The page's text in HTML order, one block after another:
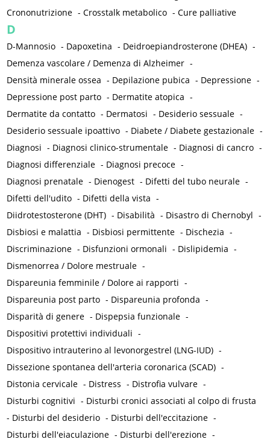
Crononutrizione -Crosstalk metabolico -Cure palliative
D
D-Mannosio - Dapoxetina - Deidroepiandrosterone (DHEA) -
Demenza vascolare / Demenza di Alzheimer -
Densità minerale ossea - Depilazione pubica - Depressione -
Depressione post parto - Dermatite atopica -
Dermatite da contatto - Dermatosi - Desiderio sessuale -
Desiderio sessuale ipoattivo - Diabete / Diabete gestazionale -
Diagnosi - Diagnosi clinico-strumentale - Diagnosi di cancro -
Diagnosi differenziale - Diagnosi precoce -
Diagnosi prenatale - Dienogest - Difetti del tubo neurale -
Difetti dell'udito - Difetti della vista -
Diidrotestosterone (DHT) - Disabilità - Disastro di Chernobyl -
Disbiosi e malattia - Disbiosi permittente - Dischezia -
Discriminazione - Disfunzioni ormonali - Dislipidemia -
Dismenorrea / Dolore mestruale -
Dispareunia femminile / Dolore ai rapporti -
Dispareunia post parto - Dispareunia profonda -
Disparità di genere - Dispepsia funzionale -
Dispositivi protettivi individuali -
Dispositivo intrauterino al levonorgestrel (LNG-IUD) -
Dissezione spontanea dell'arteria coronarica (SCAD) -
Distonia cervicale - Distress - Distrofia vulvare -
Disturbi cognitivi - Disturbi cronici associati al colpo di frusta
- Disturbi del desiderio - Disturbi dell'eccitazione -
Disturbi dell'eiaculazione - Disturbi dell'erezione -